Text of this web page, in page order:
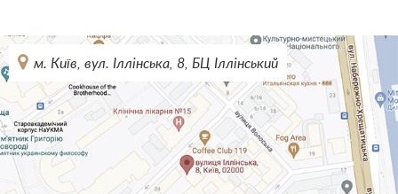
м. Київ, вул. Іллінська, 8, БЦ Іллінський